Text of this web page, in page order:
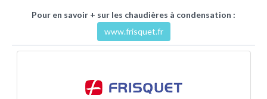
Pour en savoir + sur les chaudières à condensation :
www.frisquet.fr